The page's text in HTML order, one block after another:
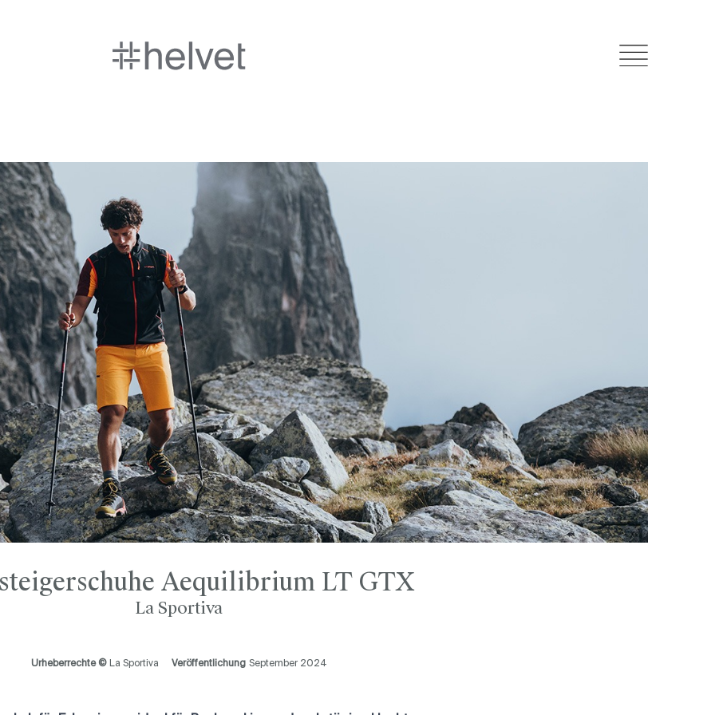
Aequilibrium LT GTX
La Sportiva
Urheberrechte © La Sportiva Veröffentlichung September 2024